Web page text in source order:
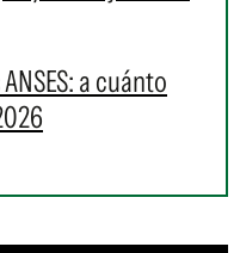
a cuánto